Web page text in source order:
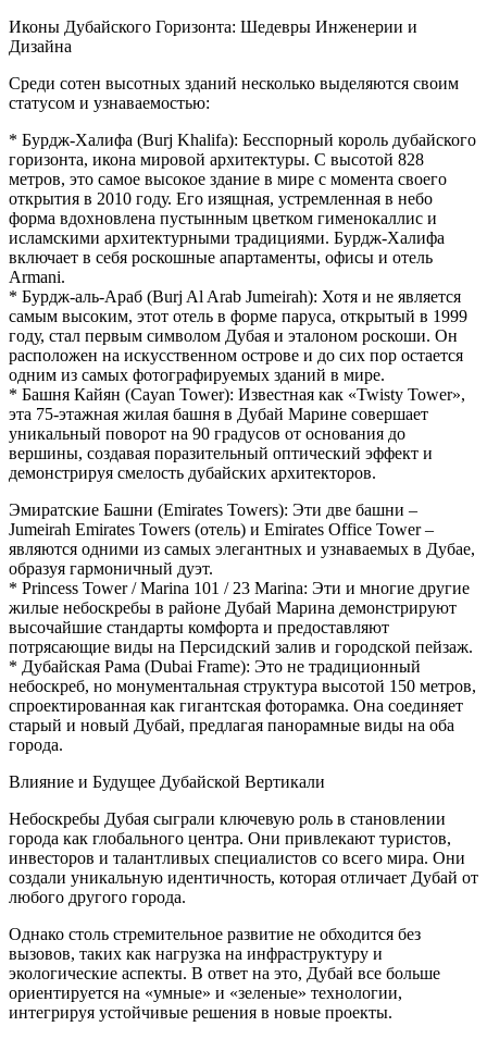
Иконы Дубайского Горизонта: Шедевры Инженерии и
Дизайна
Среди сотен высотных зданий несколько выделяются своим
статусом и узнаваемостью:
* Бурдж-Халифа (Burj Khalifa): Бесспорный король дубайского
горизонта, икона мировой архитектуры. С высотой 828
метров, это самое высокое здание в мире с момента своего
открытия в 2010 году. Его изящная, устремленная в небо
форма вдохновлена пустынным цветком гименокаллис и
исламскими архитектурными традициями. Бурдж-Халифа
включает в себя роскошные апартаменты, офисы и отель
Armani.
* Бурдж-аль-Араб (Burj Al Arab Jumeirah): Хотя и не является
самым высоким, этот отель в форме паруса, открытый в 1999
году, стал первым символом Дубая и эталоном роскоши. Он
расположен на искусственном острове и до сих пор остается
одним из самых фотографируемых зданий в мире.
* Башня Кайян (Cayan Tower): Известная как «Twisty Tower»,
эта 75-этажная жилая башня в Дубай Марине совершает
уникальный поворот на 90 градусов от основания до
вершины, создавая поразительный оптический эффект и
демонстрируя смелость дубайских архитекторов.
Эмиратские Башни (Emirates Towers): Эти две башни –
Jumeirah Emirates Towers (отель) и Emirates Office Tower –
являются одними из самых элегантных и узнаваемых в Дубае,
образуя гармоничный дуэт.
* Princess Tower / Marina 101 / 23 Marina: Эти и многие другие
жилые небоскребы в районе Дубай Марина демонстрируют
высочайшие стандарты комфорта и предоставляют
потрясающие виды на Персидский залив и городской пейзаж.
* Дубайская Рама (Dubai Frame): Это не традиционный
небоскреб, но монументальная структура высотой 150 метров,
спроектированная как гигантская фоторамка. Она соединяет
старый и новый Дубай, предлагая панорамные виды на оба
города.
Влияние и Будущее Дубайской Вертикали
Небоскребы Дубая сыграли ключевую роль в становлении
города как глобального центра. Они привлекают туристов,
инвесторов и талантливых специалистов со всего мира. Они
создали уникальную идентичность, которая отличает Дубай от
любого другого города.
Однако столь стремительное развитие не обходится без
вызовов, таких как нагрузка на инфраструктуру и
экологические аспекты. В ответ на это, Дубай все больше
ориентируется на «умные» и «зеленые» технологии,
интегрируя устойчивые решения в новые проекты.